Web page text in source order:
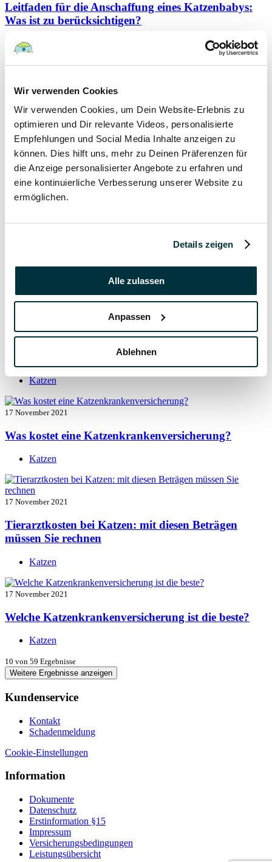
Wir verwenden Cookies
Wir verwenden Cookies, um Dein Website-Erlebnis zu
optimieren und Dir relevante Videos, personalisierte
Empfehlungen und Social Media Inhalte anzeigen zu
können. Dies hilft uns, mehr zu Deinen Präferenzen für
die Anzeige personalisierter Angebote zu erfahren und
eine kontinuierliche Verbesserung unserer Website zu
ermöglichen.
Details zeigen
Alle zulassen
Anpassen
Ablehnen
Leitfaden für die Anschaffung eines Katzenbabys:
Was ist zu berücksichtigen?
Katzen
Hunde
Katzen
Tierkrankheiten
Katzenversicherung ohne Wartezeit
Katzen
Katzenversicherung mit Kastration
Katzen
17 November 2021
Katzenversicherung mit Impfung
Katzen
17 November 2021
Was kostet eine Katzenkrankenversicherung?
Katzen
17 November 2021
Tierarztkosten bei Katzen: mit diesen Beträgen
müssen Sie rechnen
Katzen
17 November 2021
Welche Katzenkrankenversicherung ist die beste?
Katzen
10 von 59 Ergebnisse
Weitere Ergebnisse anzeigen
Kundenservice
Kontakt
Schadenmeldung
Cookie-Einstellungen
Information
Dokumente
Datenschutz
Erstinformation §15
Impressum
Versicherungsbedingungen
Leistungsübersicht